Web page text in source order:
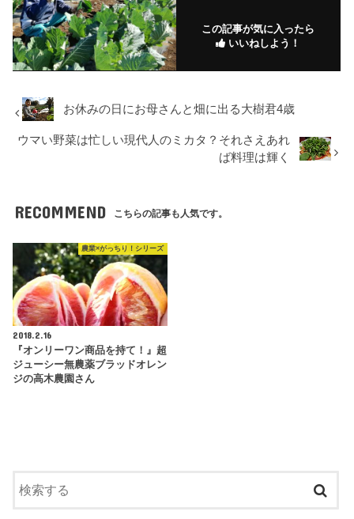
この記事が気に入ったら
いいねしよう！
お休みの日にお母さんと畑に出る大樹君4歳
ウマい野菜は忙しい現代人のミカタ？それさえあれ
ば料理は輝く
RECOMMEND こちらの記事も人気です。
農業×がっちり！シリーズ
2018.2.16
『オンリーワン商品を持て！』超
ジューシー無農薬ブラッドオレン
ジの高木農園さん